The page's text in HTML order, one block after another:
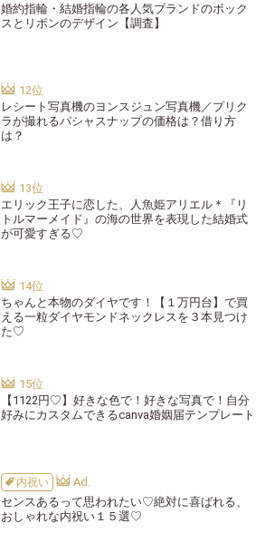
婚約指輪・結婚指輪の各人気ブランドのボック
スとリボンのデザイン【調査】
レシート写真機のヨンスジュン写真機／プリク
ラが撮れるパシャスナップの価格は？借り方
は？
エリック王子に恋した、人魚姫アリエル＊『リ
トルマーメイド』の海の世界を表現した結婚式
が可愛すぎる♡
ちゃんと本物のダイヤです！【１万円台】で買
える一粒ダイヤモンドネックレスを３本見つけ
た♡
【1122円♡】好きな色で！好きな写真で！自分
好みにカスタムできるcanva婚姻届テンプレート
内祝い
センスあるって思われたい♡絶対に喜ばれる、
おしゃれな内祝い１５選♡